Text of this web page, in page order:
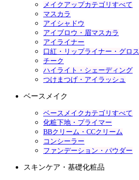
メイクアップカテゴリすべて
マスカラ
アイシャドウ
アイブロウ・眉マスカラ
アイライナー
口紅・リップライナー・グロス
チーク
ハイライト・シェーディング
つけまつげ・アイラッシュ
ベースメイク
ベースメイクカテゴリすべて
化粧下地・プライマー
BBクリーム・CCクリーム
コンシーラー
ファンデーション・パウダー
スキンケア・基礎化粧品